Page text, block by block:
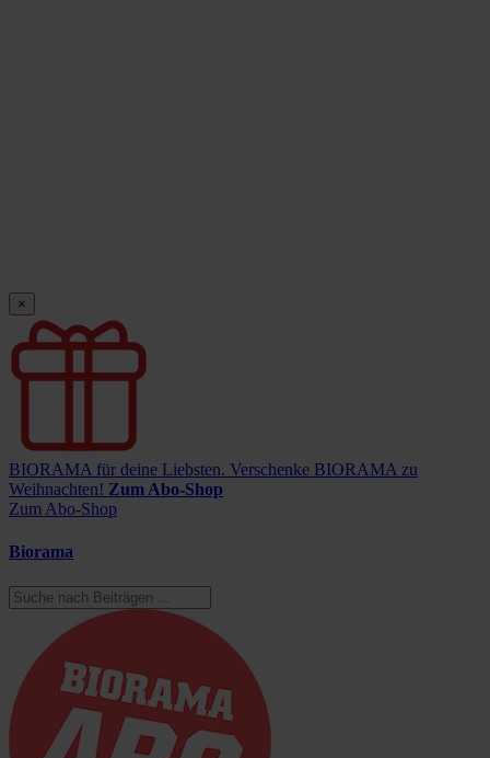
×
BIORAMA für deine Liebsten. Verschenke BIORAMA zu
Weihnachten! Zum Abo-Shop
Zum Abo-Shop
Biorama